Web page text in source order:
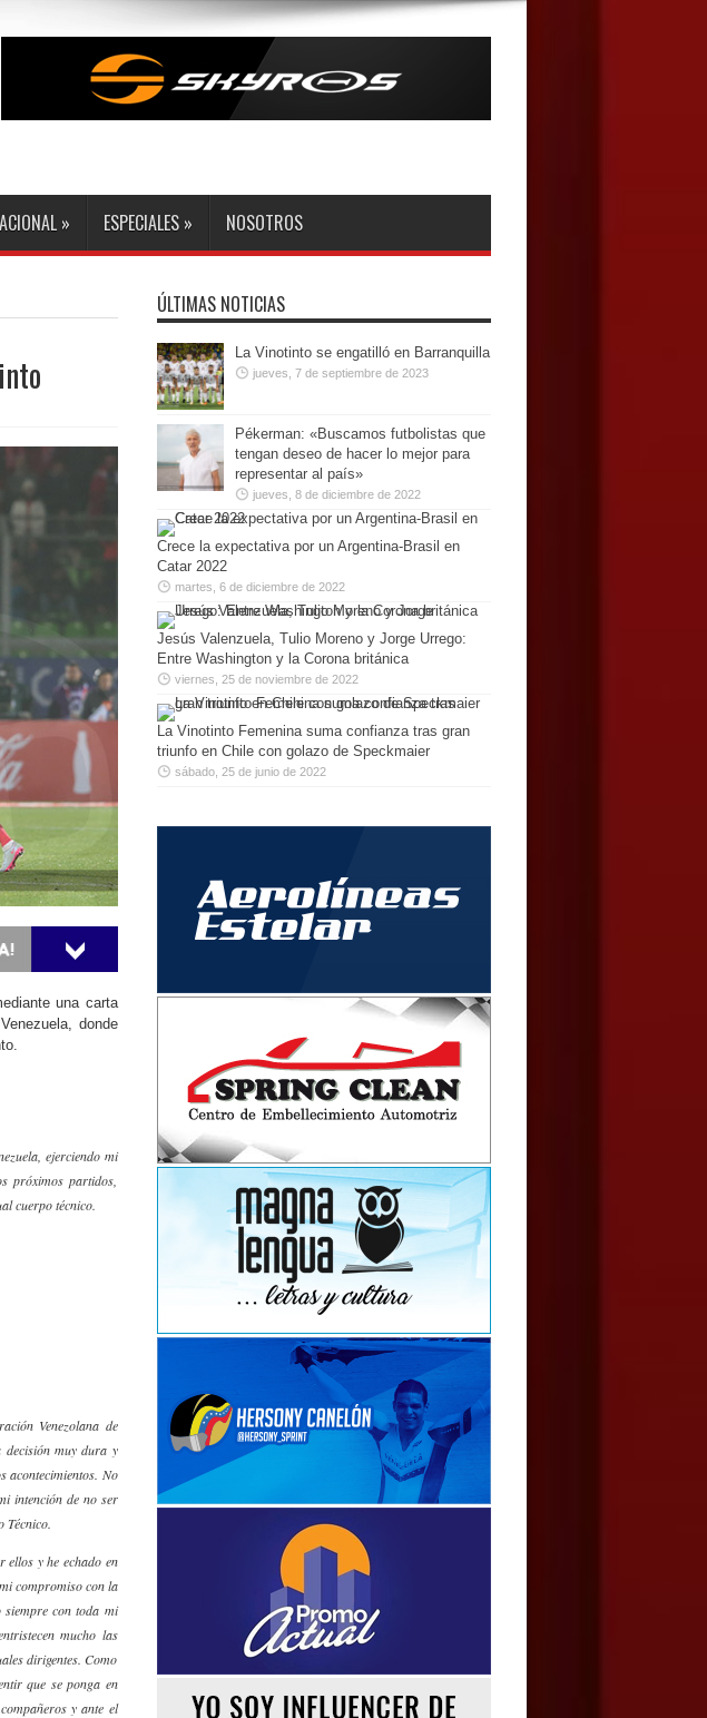
» ESPECIALES » NOSOTROS
una carta
donde
ejerciendo mi
próximos partidos,
cuerpo técnico.
Venezolana de
muy dura y
acontecimientos. No
intención de no ser
Técnico.
ellos y he echado en
compromiso con la
siempre con toda mi
mucho las
dirigentes. Como
que se ponga en
y ante el
ÚLTIMAS NOTICIAS
La Vinotinto se engatilló en Barranquilla
jueves, 7 de septiembre de 2023
Pékerman: «Buscamos futbolistas que
tengan deseo de hacer lo mejor para
representar al país»
jueves, 8 de diciembre de 2022
Crece la expectativa por un Argentina-Brasil en
Catar 2022
martes, 6 de diciembre de 2022
Jesús Valenzuela, Tulio Moreno y Jorge Urrego:
Entre Washington y la Corona británica
viernes, 25 de noviembre de 2022
La Vinotinto Femenina suma confianza tras gran
triunfo en Chile con golazo de Speckmaier
sábado, 25 de junio de 2022